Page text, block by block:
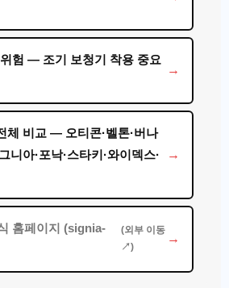
험 — 조기 보청기 착용 중요
체 비교 — 오티콘·벨톤·버나
니아·포낙·스타키·와이덱스·
홈페이지 (signia-
(외부 이동
↗)